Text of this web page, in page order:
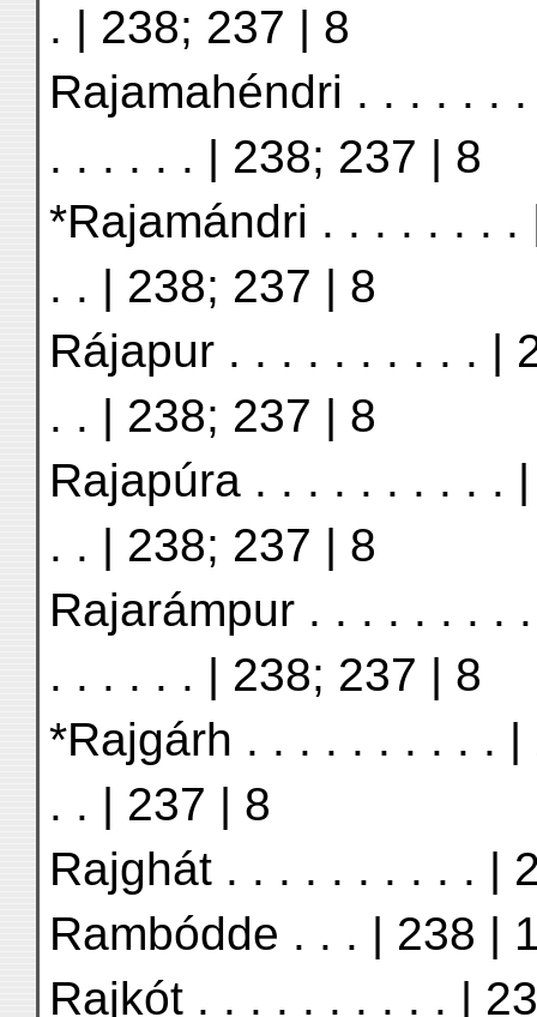
. | 238; 237 | 8
Rajamahéndri . . . . . .
. . . . . . | 238; 237 | 8
*Rajamándri . . . . . . .
. . | 238; 237 | 8
Rájapur . . . . . . . . . . |
. . | 238; 237 | 8
Rajapúra . . . . . . . . . .
. . | 238; 237 | 8
Rajarámpur . . . . . . . .
. . . . . . | 238; 237 | 8
*Rajgárh . . . . . . . . . .
. . | 237 | 8
Rajghát . . . . . . . . . . |
Rambódde . . . | 238 |
Rajkót . . . . . . . . . . |